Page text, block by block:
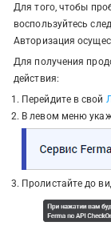
Для того, чтобы
воспользуйтесь
Авторизация
Для получения
действия:
Перейдите в свой
В левом меню
Пролистайте до